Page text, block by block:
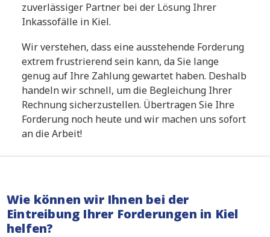
zuverlässiger Partner bei der Lösung Ihrer
Inkassofälle in Kiel.
Wir verstehen, dass eine ausstehende Forderung
extrem frustrierend sein kann, da Sie lange
genug auf Ihre Zahlung gewartet haben. Deshalb
handeln wir schnell, um die Begleichung Ihrer
Rechnung sicherzustellen. Übertragen Sie Ihre
Forderung noch heute und wir machen uns sofort
an die Arbeit!
Wie können wir Ihnen bei der
Eintreibung Ihrer Forderungen in Kiel
helfen?